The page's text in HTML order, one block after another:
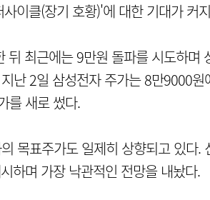
이클(장기 호황)'에 대한 기대가 커
뒤 최근에는 9만원 돌파를 시도하며
난 2일 삼성전자 주가는 8만9000
를 새로 썼다.
목표주가도 일제히 상향되고 있다.
하며 가장 낙관적인 전망을 내놨다.